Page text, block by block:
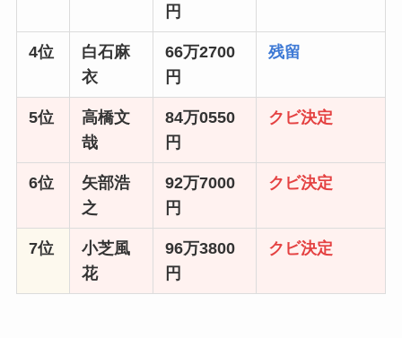
円
4位
白石麻
衣
66万2700
円
残留
5位
高橋文
哉
84万0550
円
クビ決定
6位
矢部浩
之
92万7000
円
クビ決定
7位
小芝風
花
96万3800
円
クビ決定